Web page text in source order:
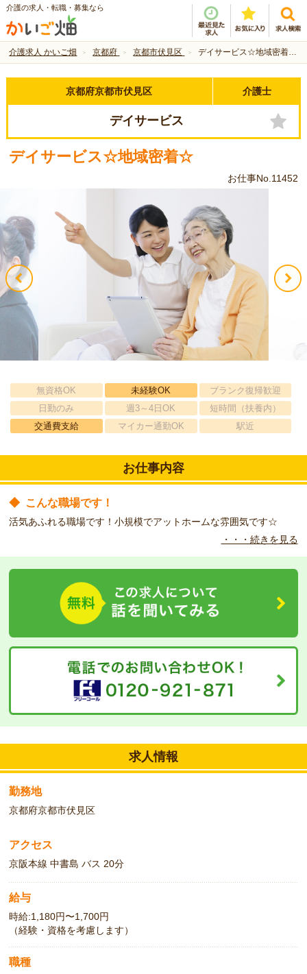
介護の求人・転職・募集なら
介護求人 かいご畑 京都府 京都市伏見区 デイサービス☆地域密着☆
京都府京都市伏見区 介護士
デイサービス
デイサービス☆地域密着☆
お仕事No.11452
無資格OK 未経験OK
ブランク復帰歓迎
日勤のみ
週3～4日OK
短時間（扶養内）
交通費支給
マイカー通勤OK 駅近
お仕事内容
◆ こんな職場です！
活気あふれる職場です！小規模でアットホームな雰囲気です☆
によっては更なる時給UPの可能性もアリ！
★当社が運営する福祉の教室「ほっと倶楽部」で介護職員初任者研
修・実務者研修等、キャリアアップに役立つ資格を実質無料で受講
できます！（※別途規定あり）資格を取得して時給もUP♪
★当社以外の学校にて資格取得をお考えの方向けに、受講料キャッ
シュバック制度がございます。（※別途規定あり。当社での派遣就
業必須）詳しくはお問い合わせ下さい。
こんな方をお待ちしています！
★遠方にお住まいでご来社が難しい方は出張登録会も実施中！就業
中などでご都合のつかない方は電話登録サービスをご利用くださ
い。
★専任の人材コーディネーターが皆さまのご希望・ご条件をお伺い
しキャリアプランをご提案いたします。お気軽にお問い合わせ下さ
・・・続きを見る
求人情報
勤務地
京都府京都市伏見区
アクセス
京阪本線 中書島 バス 20分
給与
時給:1,180円〜1,700円
（経験・資格を考慮します）
職種